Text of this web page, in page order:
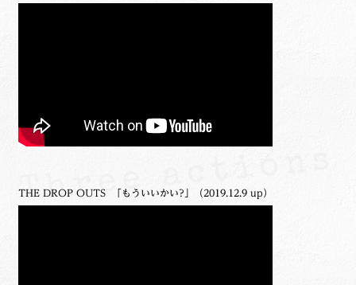
THE DROP OUTS 「もういいかい?」（2019.12.9 up）